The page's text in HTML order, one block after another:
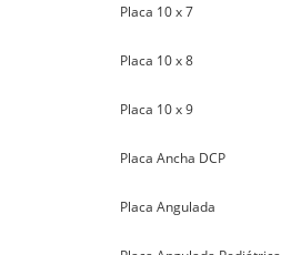
Placa 10 x 7
Placa 10 x 8
Placa 10 x 9
Placa Ancha DCP
Placa Angulada